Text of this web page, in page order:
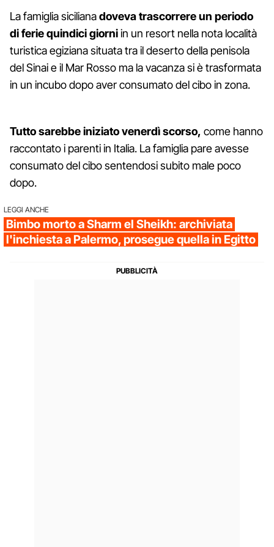
La famiglia sicilianadoveva trascorrere un periodo
di ferie quindici giorniin un resort nella nota località
turistica egiziana situata tra il deserto della penisola
del Sinai e il Mar Rosso ma la vacanza si è trasformata
in un incubo dopo aver consumato del cibo in zona.
Tutto sarebbe iniziato venerdì scorso, come hanno
raccontato i parenti in Italia. La famiglia pare avesse
consumato del cibo sentendosi subito male poco
dopo.
LEGGI ANCHE
Bimbo morto a Sharm el Sheikh: archiviata
l'inchiesta a Palermo, prosegue quella in Egitto